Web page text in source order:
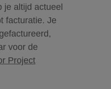
je altijd actueel
facturatie. Je
voor de
Project